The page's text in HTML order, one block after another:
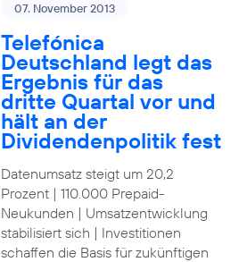
07. November 2013
Telefónica
Deutschland legt das
Ergebnis für das
dritte Quartal vor und
hält an der
Dividendenpolitik fest
Datenumsatz steigt um 20,2
Prozent | 110.000 Prepaid-
Neukunden | Umsatzentwicklung
stabilisiert sich | Investitionen
schaffen die Basis für zukünftigen